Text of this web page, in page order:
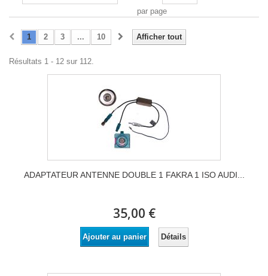
par page
Afficher tout
1 2 3 ... 10
Résultats 1 - 12 sur 112.
ADAPTATEUR ANTENNE DOUBLE 1 FAKRA 1 ISO AUDI...
35,00 €
Ajouter au panier Détails